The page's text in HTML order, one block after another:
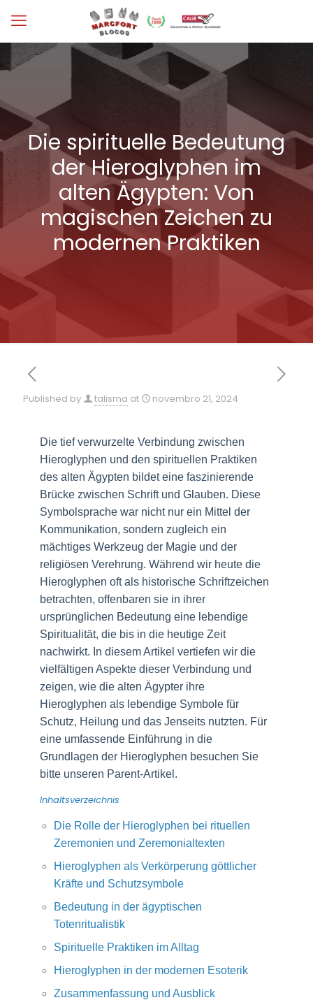
Die spirituelle Bedeutung
der Hieroglyphen im
alten Ägypten: Von
magischen Zeichen zu
modernen Praktiken
Published by talisma at novembro 21, 2024
Die tief verwurzelte Verbindung zwischen
Hieroglyphen und den spirituellen Praktiken
des alten Ägypten bildet eine faszinierende
Brücke zwischen Schrift und Glauben. Diese
Symbolsprache war nicht nur ein Mittel der
Kommunikation, sondern zugleich ein
mächtiges Werkzeug der Magie und der
religiösen Verehrung. Während wir heute die
Hieroglyphen oft als historische Schriftzeichen
betrachten, offenbaren sie in ihrer
ursprünglichen Bedeutung eine lebendige
Spiritualität, die bis in die heutige Zeit
nachwirkt. In diesem Artikel vertiefen wir die
vielfältigen Aspekte dieser Verbindung und
zeigen, wie die alten Ägypter ihre
Hieroglyphen als lebendige Symbole für
Schutz, Heilung und das Jenseits nutzten. Für
eine umfassende Einführung in die
Grundlagen der Hieroglyphen besuchen Sie
bitte unseren Parent-Artikel.
Inhaltsverzeichnis
Die Rolle der Hieroglyphen bei rituellen
Zeremonien und Zeremonialtexten
Hieroglyphen als Verkörperung göttlicher
Kräfte und Schutzsymbole
Bedeutung in der ägyptischen
Totenritualistik
Spirituelle Praktiken im Alltag
Hieroglyphen in der modernen Esoterik
Zusammenfassung und Ausblick